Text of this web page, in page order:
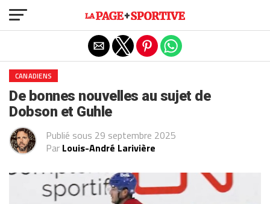
CANADIENS
De bonnes nouvelles au sujet de
Dobson et Guhle
Publié sous 29 septembre 2025
Par Louis-André Larivière
Exit mobile version